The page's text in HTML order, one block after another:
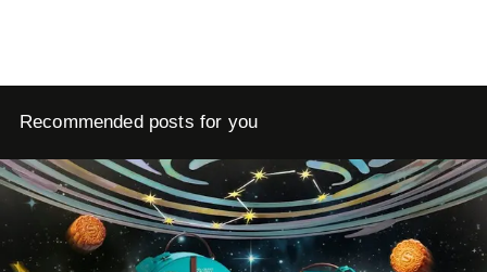
Recommended posts for you